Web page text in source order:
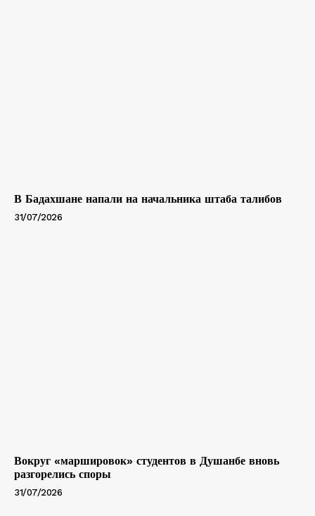
В Бадахшане напали на начальника штаба талибов
31/07/2026
Вокруг «маршировок» студентов в Душанбе вновь
разгорелись споры
31/07/2026